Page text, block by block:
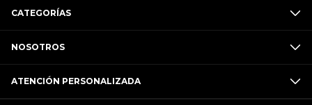
CATEGORÍAS
NOSOTROS
ATENCIÓN PERSONALIZADA